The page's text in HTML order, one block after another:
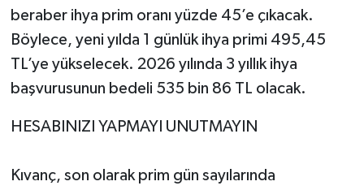
beraber ihya prim oranı yüzde 45’e çıkacak.
Böylece, yeni yılda 1 günlük ihya primi 495,45
TL’ye yükselecek. 2026 yılında 3 yıllık ihya
başvurusunun bedeli 535 bin 86 TL olacak.
HESABINIZI YAPMAYI UNUTMAYIN
Kıvanç, son olarak prim gün sayılarında